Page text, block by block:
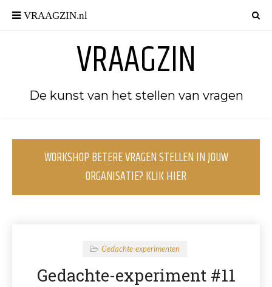
VRAAGZIN
De kunst van het stellen van vragen
WORKSHOP BETERE VRAGEN STELLEN IN JOUW
ORGANISATIE? KLIK HIER
Gedachte-experimenten
Gedachte-experiment #11